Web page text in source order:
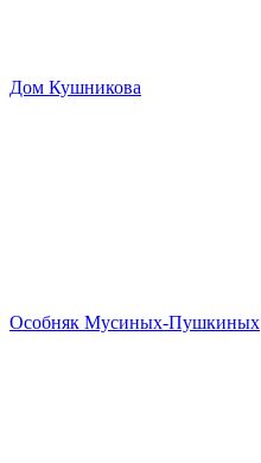
Дом Кушникова
Особняк Мусиных-Пушкиных